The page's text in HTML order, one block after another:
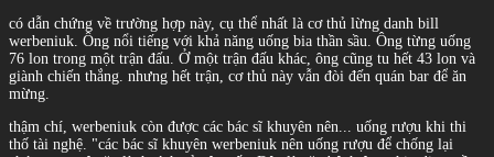
có dẫn chứng về trường hợp này, cụ thể nhất là cơ thủ lừng danh bill
werbeniuk. Ông nổi tiếng với khả năng uống bia thần sầu. Ông từng uống
76 lon trong một trận đấu. Ở một trận đấu khác, ông cũng tu hết 43 lon và
giành chiến thắng. nhưng hết trận, cơ thủ này vẫn đòi đến quán bar để ăn
mừng.
thậm chí, werbeniuk còn được các bác sĩ khuyên nên... uống rượu khi thi
thố tài nghệ. "các bác sĩ khuyên werbeniuk nên uống rượu để chống lại